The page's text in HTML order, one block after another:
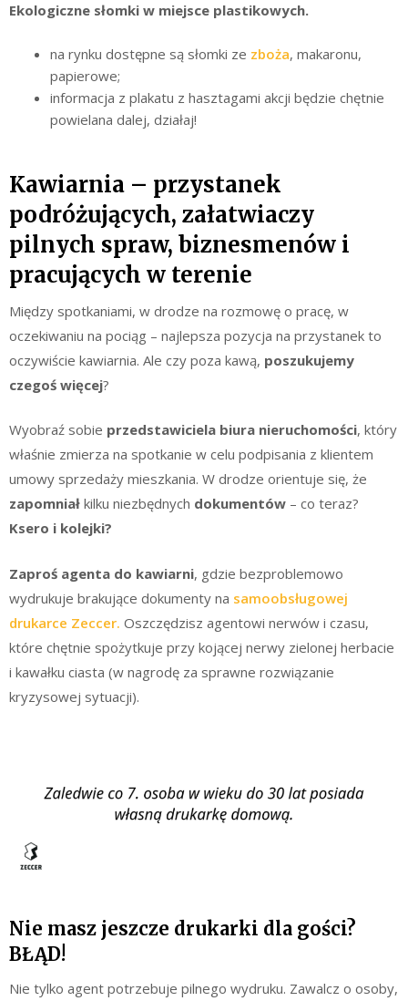
Ekologiczne słomki w miejsce plastikowych.
na rynku dostępne są słomki ze zboża, makaronu,
papierowe;
informacja z plakatu z hasztagami akcji będzie chętnie
powielana dalej, działaj!
Kawiarnia – przystanek
podróżujących, załatwiaczy
pilnych spraw, biznesmenów i
pracujących w terenie
Między spotkaniami, w drodze na rozmowę o pracę, w
oczekiwaniu na pociąg – najlepsza pozycja na przystanek to
oczywiście kawiarnia. Ale czy poza kawą, poszukujemy
czegoś więcej?
Wyobraź sobie przedstawiciela biura nieruchomości, który
właśnie zmierza na spotkanie w celu podpisania z klientem
umowy sprzedaży mieszkania. W drodze orientuje się, że
zapomniał kilku niezbędnych dokumentów – co teraz?
Ksero i kolejki?
Zaproś agenta do kawiarni, gdzie bezproblemowo
wydrukuje brakujące dokumenty na samoobsługowej
drukarce Zeccer. Oszczędzisz agentowi nerwów i czasu,
które chętnie spożytkuje przy kojącej nerwy zielonej herbacie
i kawałku ciasta (w nagrodę za sprawne rozwiązanie
kryzysowej sytuacji).
Nie masz jeszcze drukarki dla gości?
BŁĄD!
Nie tylko agent potrzebuje pilnego wydruku. Zawalcz o osoby,